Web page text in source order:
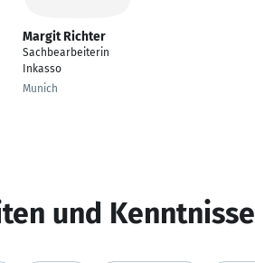
Margit Richter
Sachbearbeiterin
Inkasso
Munich
und Kenntnisse